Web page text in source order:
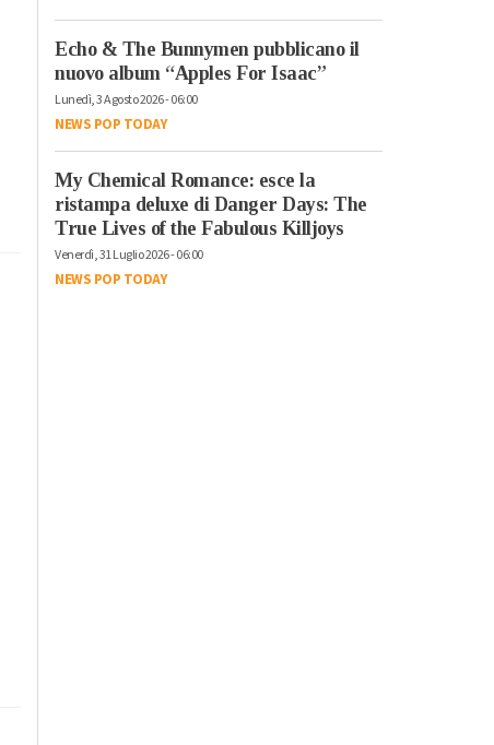
Echo & The Bunnymen pubblicano il
nuovo album “Apples For Isaac”
Lunedì, 3 Agosto 2026 - 06:00
NEWS POP TODAY
My Chemical Romance: esce la
ristampa deluxe di Danger Days: The
True Lives of the Fabulous Killjoys
Venerdì, 31 Luglio 2026 - 06:00
NEWS POP TODAY